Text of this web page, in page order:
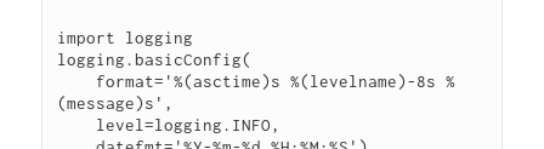
import logging
logging.basicConfig(
(message)s',